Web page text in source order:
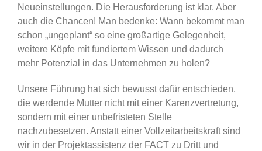
Neueinstellungen. Die Herausforderung ist klar. Aber
auch die Chancen! Man bedenke: Wann bekommt man
schon „ungeplant“ so eine großartige Gelegenheit,
weitere Köpfe mit fundiertem Wissen und dadurch
mehr Potenzial in das Unternehmen zu holen?
Unsere Führung hat sich bewusst dafür entschieden,
die werdende Mutter nicht mit einer Karenzvertretung,
sondern mit einer unbefristeten Stelle
nachzubesetzen. Anstatt einer Vollzeitarbeitskraft sind
wir in der Projektassistenz der FACT zu Dritt und